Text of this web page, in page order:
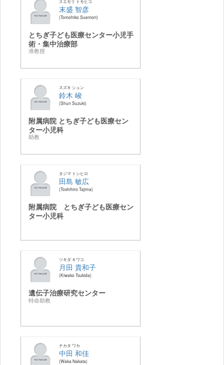
末盛 智彦
Tomohiko Suemori
とちぎ子ども医療センター小児手
術・集中治療部
准教授
スズキ シュン
鈴木 峻
Shun Suzuki
附属病院 とちぎ子ども医療セン
ター小児科
助教
タジマ トシヒロ
田島 敏広
Toshihiro Tajima
附属病院 とちぎ子ども医療セン
ター小児科
ツキダ キワコ
月田 貴和子
Kiwako Tsukida
遺伝子治療研究センター
特命助教
ナカタ ワカ
中田 和佳
Waka Nakata